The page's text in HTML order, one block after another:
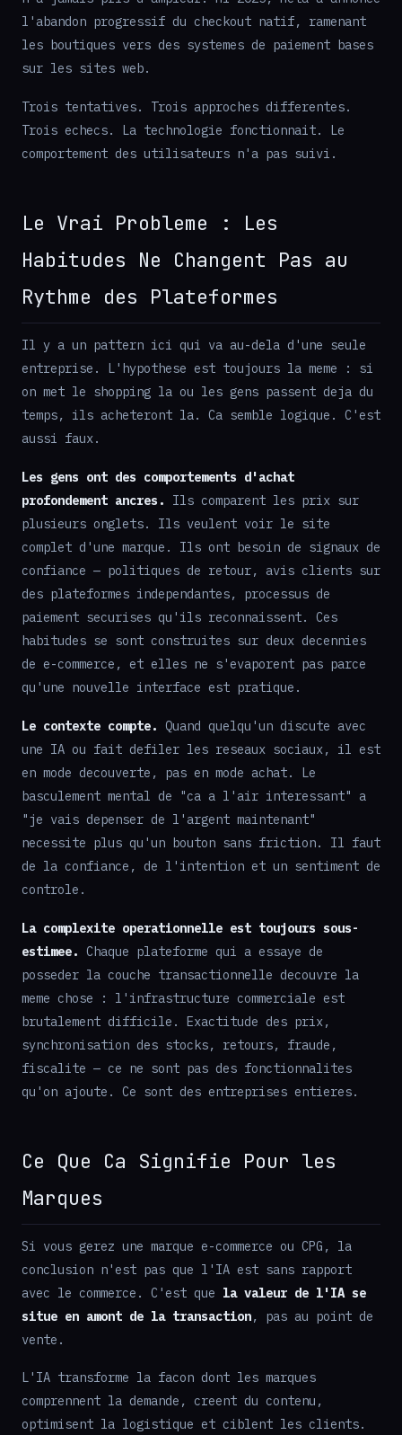
l'abandon progressif du checkout natif, ramenant
les boutiques vers des systemes de paiement bases
sur les sites web.
Trois tentatives. Trois approches differentes.
Trois echecs. La technologie fonctionnait. Le
comportement des utilisateurs n'a pas suivi.
Le Vrai Probleme : Les
Habitudes Ne Changent Pas au
Rythme des Plateformes
Il y a un pattern ici qui va au-dela d'une seule
entreprise. L'hypothese est toujours la meme : si
on met le shopping la ou les gens passent deja du
temps, ils acheteront la. Ca semble logique. C'est
aussi faux.
Les gens ont des comportements d'achat
profondement ancres.
Ils comparent les prix sur
plusieurs onglets. Ils veulent voir le site
complet d'une marque. Ils ont besoin de signaux de
confiance — politiques de retour, avis clients sur
des plateformes independantes, processus de
paiement securises qu'ils reconnaissent. Ces
habitudes se sont construites sur deux decennies
de e-commerce, et elles ne s'evaporent pas parce
qu'une nouvelle interface est pratique.
Le contexte compte. Quand quelqu'un discute avec
une IA ou fait defiler les reseaux sociaux, il est
en mode decouverte, pas en mode achat. Le
basculement mental de "ca a l'air interessant" a
"je vais depenser de l'argent maintenant"
necessite plus qu'un bouton sans friction. Il faut
de la confiance, de l'intention et un sentiment de
controle.
La complexite operationnelle est toujours sous-
estimee. Chaque plateforme qui a essaye de
posseder la couche transactionnelle decouvre la
meme chose : l'infrastructure commerciale est
brutalement difficile. Exactitude des prix,
synchronisation des stocks, retours, fraude,
fiscalite — ce ne sont pas des fonctionnalites
qu'on ajoute. Ce sont des entreprises entieres.
Ce Que Ca Signifie Pour les
Marques
Si vous gerez une marque e-commerce ou CPG, la
conclusion n'est pas que l'IA est sans rapport
avec le commerce. C'est que la valeur de l'IA se
situe en amont de la transaction, pas au point de
vente.
L'IA transforme la facon dont les marques
comprennent la demande, creent du contenu,
optimisent la logistique et ciblent les clients.